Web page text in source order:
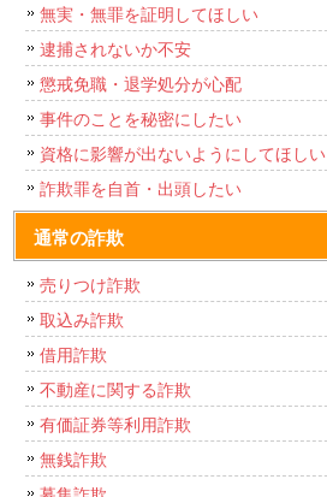
無実・無罪を証明してほしい
逮捕されないか不安
懲戒免職・退学処分が心配
事件のことを秘密にしたい
資格に影響が出ないようにしてほしい
詐欺罪を自首・出頭したい
通常の詐欺
売りつけ詐欺
取込み詐欺
借用詐欺
不動産に関する詐欺
有価証券等利用詐欺
無銭詐欺